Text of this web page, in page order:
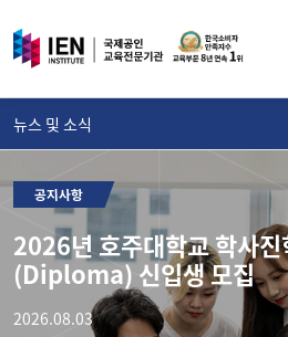
공지사항
2026년 호주대학교 학사
(Diploma) 신입생 모집
2026.08.03
뉴스 및 소식